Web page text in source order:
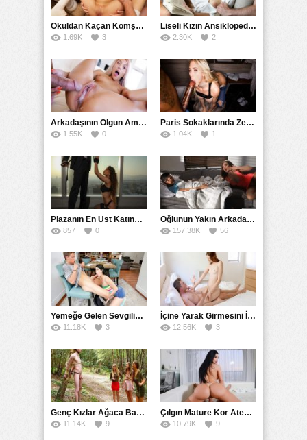
yüzüne boşalır.
Category:
18+ Yaş
Amatör Fantezi Full HD
Rokettube,Sarışın,Swinger Uzun Konulu,Yetişkin
Okuldan Kaçan Komşu Kızını Bakire Sanıp Götten Sikti
1.69K 3
Liseli Kızın Ansiklopedisini Kitap Gibi Tane Tane Okudu
2.30K 2
Arkadaşının Olgun Amcasına Siktirip İçine Boşalmasını İstedi
1.55K 0
Paris Sokaklarında Zenci Yarağını Gırtlağına Kadar İndirdi
1.04K 1
Plazanın En Üst Katında Üst Seviye Köle Fantezisi Sikişi
857 0
Oğlunun Yakın Arkadaşına Yorgan Altından Sulanan Milf
157.38K 56
Yemeğe Gelen Sevgilisinin Arkadaşına Yarak Yedirdi
11.18K 3
İçine Yarak Girmesini İsteyince Kuzeninin Penisini Kullandı
12.56K 3
Genç Kızlar Ağaca Bağlayarak Tecavüz Etmek İstediler
11.14K 9
Çılgın Mature Kor Ateşiyle Misafirini Yakıp Eritti
10.79K 9